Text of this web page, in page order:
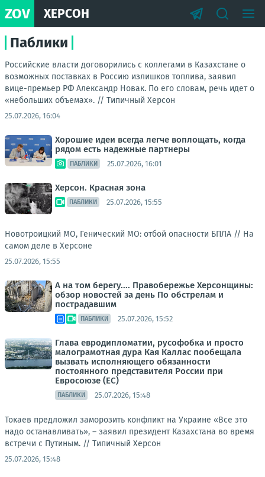
ZOV ХЕРСОН
Паблики
Российские власти договорились с коллегами в Казахстане о
возможных поставках в Россию излишков топлива, заявил
вице-премьер РФ Александр Новак. По его словам, речь идет о
«небольших объемах». // Типичный Херсон
25.07.2026, 16:04
Хорошие идеи всегда легче воплощать, когда
рядом есть надежные партнеры
ПАБЛИКИ 25.07.2026, 16:01
Херсон. Красная зона
ПАБЛИКИ 25.07.2026, 15:55
Новотроицкий МО, Генический МО: отбой опасности БПЛА // На
самом деле в Херсоне
25.07.2026, 15:55
А на том берегу.... Правобережье Херсонщины:
обзор новостей за день По обстрелам и
пострадавшим
ПАБЛИКИ 25.07.2026, 15:52
Глава евродипломатии, русофобка и просто
малограмотная дура Кая Каллас пообещала
вызвать исполняющего обязанности
постоянного представителя России при
Евросоюзе (ЕС)
ПАБЛИКИ 25.07.2026, 15:48
Токаев предложил заморозить конфликт на Украине «Все это
надо останавливать», – заявил президент Казахстана во время
встречи с Путиным. // Типичный Херсон
25.07.2026, 15:48